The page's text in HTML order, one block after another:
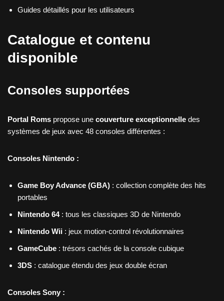
Guides détaillés pour les utilisateurs
Catalogue et contenu
disponible
Consoles supportées
Portal Roms propose une couverture exceptionnelle des
systèmes de jeux avec 48 consoles différentes :
Consoles Nintendo :
Game Boy Advance (GBA) : collection complète des hits
portables
Nintendo 64: tous les classiques 3D de Nintendo
Nintendo Wii : jeux motion-control révolutionnaires
GameCube : trésors cachés de la console cubique
3DS : catalogue étendu des jeux double écran
Consoles Sony :